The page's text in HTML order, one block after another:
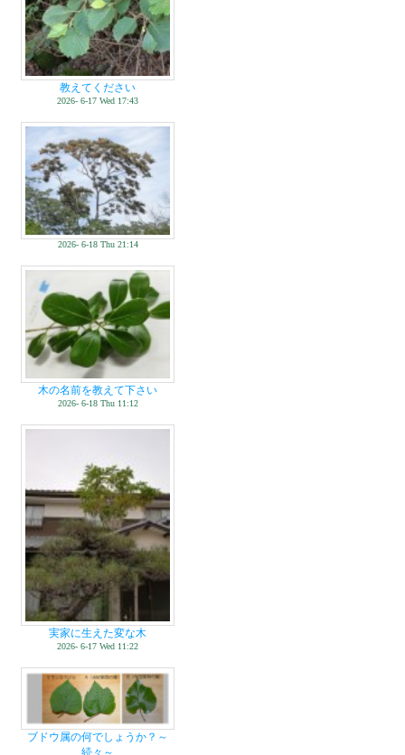
教えてください
2026- 6-17 Wed 17:43
2026- 6-18 Thu 21:14
木の名前を教えて下さい
2026- 6-18 Thu 11:12
実家に生えた変な木
2026- 6-17 Wed 11:22
ブドウ属の何でしょうか？～
続々～